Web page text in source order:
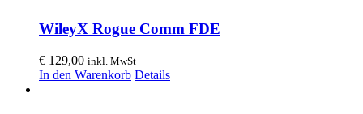
WileyX Rogue Comm FDE
€ 129,00 inkl. MwSt
In den Warenkorb Details